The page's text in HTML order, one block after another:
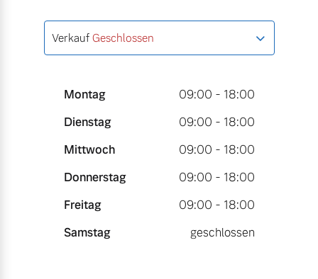
Verkauf Geschlossen
Montag
09:00 - 18:00
Dienstag
09:00 - 18:00
Mittwoch
09:00 - 18:00
Donnerstag
09:00 - 18:00
Freitag
09:00 - 18:00
Samstag
geschlossen